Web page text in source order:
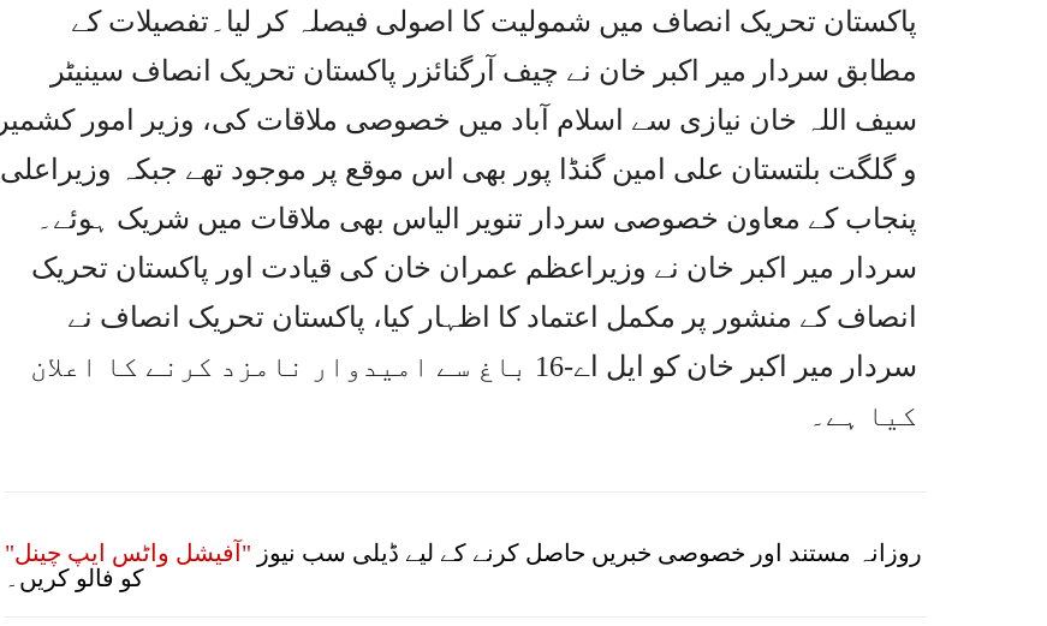
پاکستان تحریک انصاف میں شمولیت کا اصولی فیصلہ کر لیا۔تفصیلات کے
مطابق سردار میر اکبر خان نے چیف آرگنائزر پاکستان تحریک انصاف سینیٹر
سیف اللہ خان نیازی سے اسلام آباد میں خصوصی ملاقات کی، وزیر امور کشمیر
و گلگت بلتستان علی امین گنڈا پور بھی اس موقع پر موجود تھے جبکہ وزیراعلی
پنجاب کے معاون خصوصی سردار تنویر الیاس بھی ملاقات میں شریک ہوئے۔
سردار میر اکبر خان نے وزیراعظم عمران خان کی قیادت اور پاکستان تحریک
انصاف کے منشور پر مکمل اعتماد کا اظہار کیا، پاکستان تحریک انصاف نے
سردار میر اکبر خان کو ایل اے-16 باغ سے امیدوار نامزد کرنے کا اعلان
کیا ہے۔
روزانہ مستند اور خصوصی خبریں حاصل کرنے کے لیے ڈیلی سب نیوز "آفیشل واٹس ایپ چینل"
کو فالو کریں۔